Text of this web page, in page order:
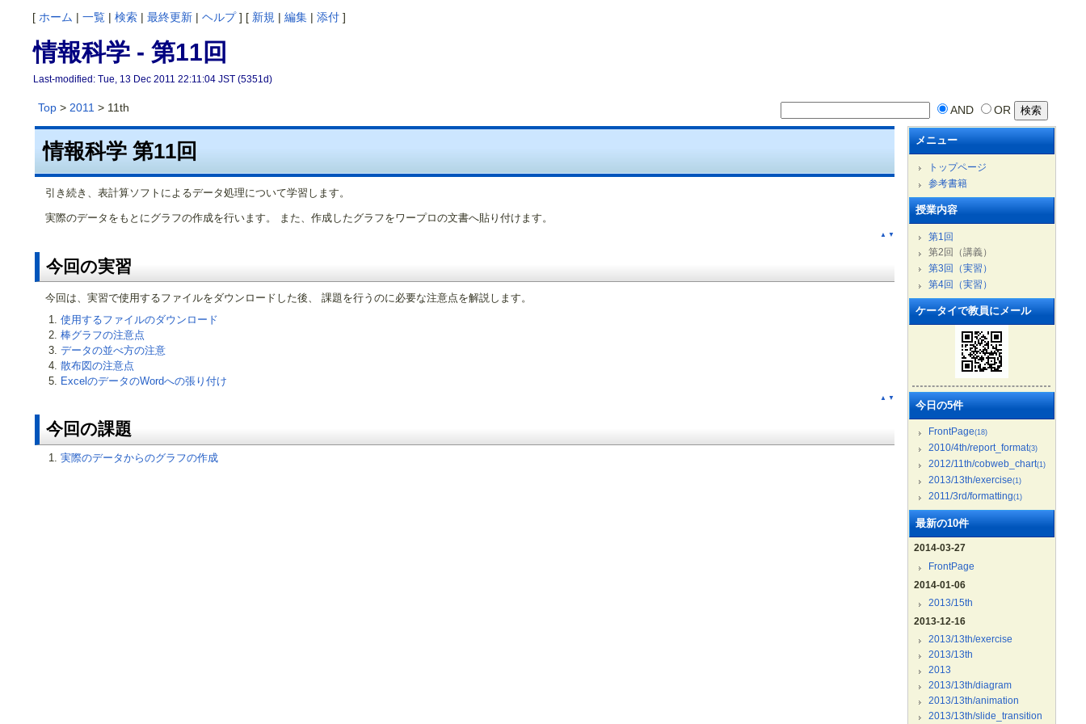
[ ホーム | 一覧| 検索| 最終更新| ヘルプ] [ 新規 | 編集| 添付]
情報科学 - 第11回
Last-modified: Tue, 13 Dec 2011 22:11:04 JST (5351d)
Top> 2011 > 11th AND OR
情報科学 第11回
引き続き、表計算ソフトによるデータ処理について学習します。
実際のデータをもとにグラフの作成を行います。 また、作成したグラフをワープロの文書へ貼り付けます。
▲ ▼
今回の実習
今回は、実習で使用するファイルをダウンロードした後、 課題を行うのに必要な注意点を解説します。
使用するファイルのダウンロード
棒グラフの注意点
データの並べ方の注意
散布図の注意点
ExcelのデータのWordへの張り付け
▲ ▼
今回の課題
実際のデータからのグラフの作成
メニュー
トップページ
参考書籍
授業内容
第1回
第2回（講義）
第3回（実習）
第4回（実習）
ケータイで教員にメール
今日の5件
FrontPage(18)
2010/4th/report_format(3)
2012/11th/cobweb_chart(1)
2013/13th/exercise(1)
2011/3rd/formatting(1)
最新の10件
2014-03-27
FrontPage
2014-01-06
2013/15th
2013-12-16
2013/13th/exercise
2013/13th
2013
2013/13th/diagram
2013/13th/animation
2013/13th/slide_transition